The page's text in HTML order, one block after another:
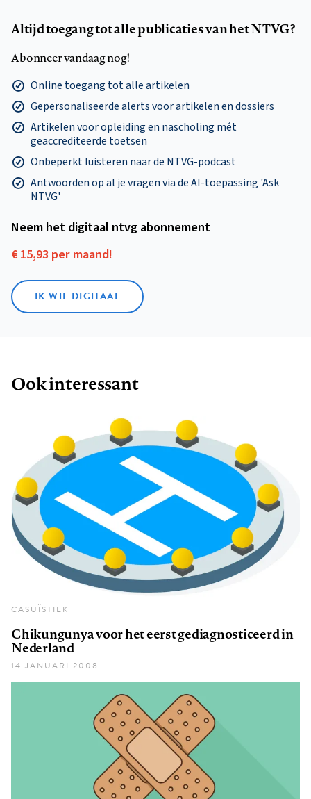
Altijd toegang tot alle publicaties van het NTVG?
Abonneer vandaag nog!
Online toegang tot alle artikelen
Gepersonaliseerde alerts voor artikelen en dossiers
Artikelen voor opleiding en nascholing mét
geaccrediteerde toetsen
Onbeperkt luisteren naar de NTVG-podcast
Antwoorden op al je vragen via de AI-toepassing 'Ask
NTVG'
Neem het digitaal ntvg abonnement
€ 15,93 per maand!
IK WIL DIGITAAL
Ook interessant
CASUÏSTIEK
Chikungunya voor het eerst gediagnosticeerd in
Nederland
14 JANUARI 2008